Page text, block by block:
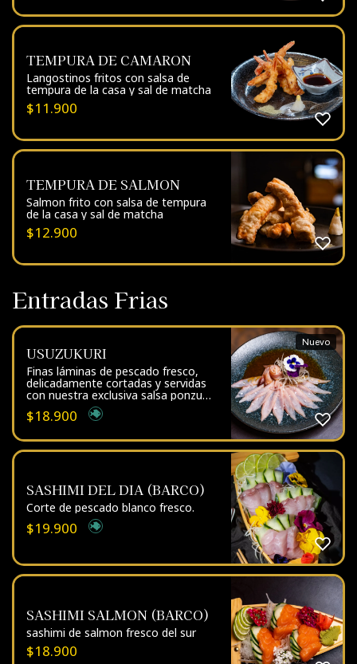
TEMPURA DE CAMARON
Langostinos fritos con salsa de
tempura de la casa y sal de matcha
$11.900
TEMPURA DE SALMON
Salmon frito con salsa de tempura
de la casa y sal de matcha
$12.900
Entradas Frias
USUZUKURI
Finas láminas de pescado fresco,
delicadamente cortadas y servidas
con nuestra exclusiva salsa ponzu
estilo Kintaro, realzadas con sutiles
toques de sal en escamas y finas
$18.900
Nuevo
SASHIMI DEL DIA (BARCO)
Corte de pescado blanco fresco.
$19.900
SASHIMI SALMON (BARCO)
sashimi de salmon fresco del sur
$18.900